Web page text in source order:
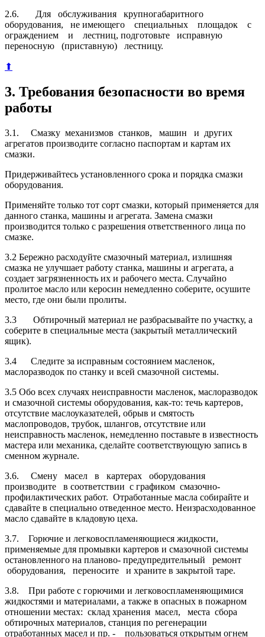
2.6. Для обслуживания крупногабаритного
оборудования, не имеющего специальных площадок с
ограждением и лестниц, подготовьте исправную
переносную (приставную) лестницу.
⬆
3. Требования безопасности во время
работы
3.1. Смазку механизмов станков, машин и других
агрегатов производите согласно паспортам и картам их
смазки.
Придерживайтесь установленного срока и порядка смазки
оборудования.
Применяйте только тот сорт смазки, который применяется для
данного станка, машины и агрегата. Замена смазки
производится только с разрешения ответственного лица по
смазке.
3.2 Бережно расходуйте смазочный материал, излишняя
смазка не улучшает работу станка, машины и агрегата, а
создает загряз­ненность их и рабочего места. Случайно
пролитое масло или керосин немедленно соберите, осушите
место, где они были пролиты.
3.3 Обтирочный материал не разбрасывайте по участку, а
собе­рите в специальные места (закрытый металлический
ящик).
3.4 Следите за исправным состоянием масленок,
маслоразводок по станку и всей смазочной системы.
3.5 Обо всех случаях неисправности масленок, маслоразводок
и смазочной системы оборудования, как-то: течь картеров,
отсутствие маслоуказателей, обрыв и смятость
маслопроводов, трубок, шлангов, отсутствие или
неисправность масленок, немедленно поставьте в известность
мастера или механика, сделайте соответствующую запись в
сменном журнале.
3.6. Смену масел в картерах оборудования
производите в соответствии с графиком смазочно-
профилактических работ. Отра­ботанные масла собирайте и
сдавайте в специально отведенное мес­то. Неизрасходованное
масло сдавайте в кладовую цеха.
3.7. Горючие и легковоспламеняющиеся жидкости,
применяемые для промывки картеров и смазочной системы
остановленного на планово- предупредительный ремонт
оборудования, переносите и храните в закрытой таре.
3.8. При работе с горючими и легковоспламеняющимися
жидкос­тями и материалами, а также в опасных в пожарном
отношении мес­тах: склад хранения масел, места сбора
обтирочных материалов, станция по регенерации
отработанных масел и пр. - пользоваться открытым огнем